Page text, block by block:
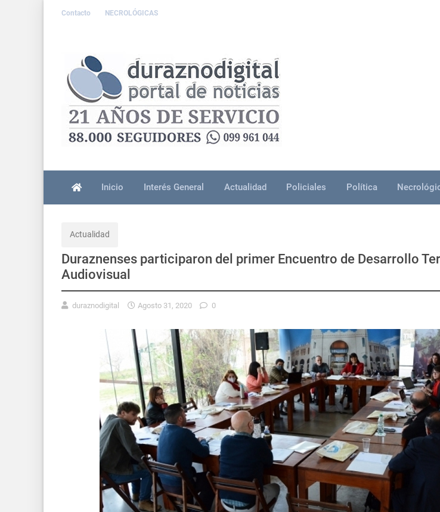
Contacto NECROLÓGICAS
Inicio Interés General Actualidad Policiales Política
Actualidad
Duraznenses participaron del primer Encuentro de Desarrollo
Audiovisual
duraznodigital Agosto 31, 2020 0